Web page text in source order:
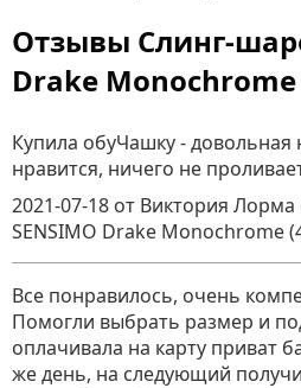
Отзывы Слинг-
Drake
Купила обуЧашку - довольная
нравится, ничего не
2021-07-18 от Виктория Лорма
SENSIMO Drake Monochrome
Все понравилось, очень
Помогли выбрать размер и
оплачивала на карту приват
же день, на следующий